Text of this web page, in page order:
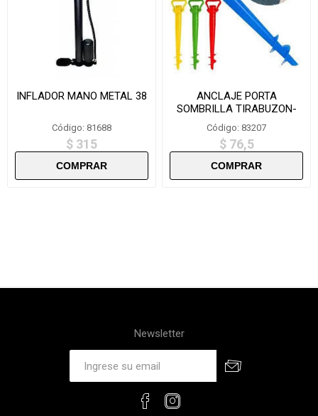
INFLADOR MANO METAL 38
Código: 81688
$ 315
ANCLAJE PORTA
SOMBRILLA TIRABUZON-
YWD002
Código: 83207
$ 76,5
Newsletter